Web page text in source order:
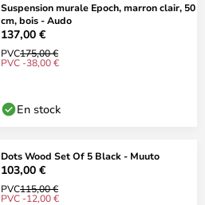
Suspension murale Epoch, marron clair, 50
cm, bois - Audo
137,00 €
PVC175,00 €
PVC -38,00 €
En stock
Dots Wood Set Of 5 Black - Muuto
103,00 €
PVC115,00 €
PVC -12,00 €